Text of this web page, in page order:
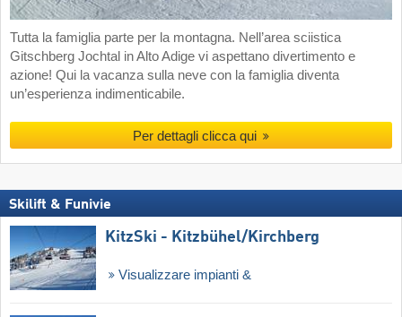
Tutta la famiglia parte per la montagna. Nell’area sciistica
Gitschberg Jochtal in Alto Adige vi aspettano divertimento e
azione! Qui la vacanza sulla neve con la famiglia diventa
un’esperienza indimenticabile.
Per dettagli clicca qui
Skilift & Funivie
KitzSki - Kitzbühel/​Kirchberg
Visualizzare impianti &